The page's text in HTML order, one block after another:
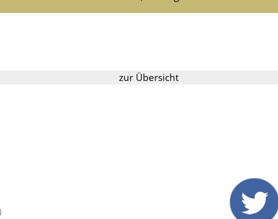
zur Übersicht